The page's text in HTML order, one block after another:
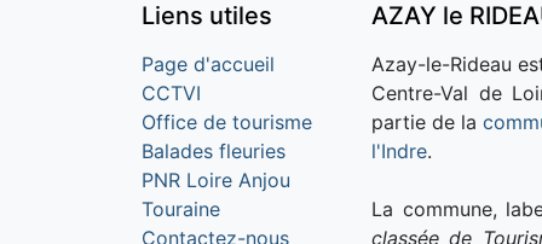
Liens utiles
Page d'accueil
CCTVI
Office de tourisme
Balades fleuries
PNR Loire Anjou
Touraine
Contactez-nous
AZAY le
Azay-le-Rideau
Centre-Val de
partie de la
l'Indre.
La commune,
classée de